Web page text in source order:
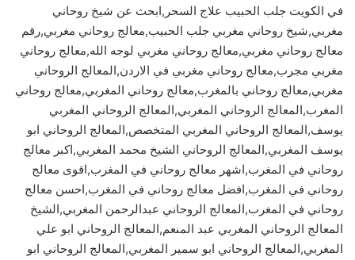
في الكويت جلب الحبيب علاج السحر,ابحث عن شيخ روحاني
مغربي,شيخ روحاني مغربي جلب الحبيب,معالج روحاني مغربي,رقم
معالج روحاني مغربي,معالج روحاني مغربي لوجه الله,معالج روحاني
مغربي مجرب,معالج روحاني مغربي في الاردن,المعالج الروحاني
مغربي,معالج روحاني بالمغرب,معالج روحاني المغربي,معالج روحاني
المغرب,المعالج الروحاني المغربي,المعالج الروحاني المغربي
يوسف,المعالج الروحاني المغربي المتخصص,المعالج الروحاني ابو
يوسف المغربي,المعالج الروحاني الشيخ محمد المغربي,اكبر معالج
روحاني في المغرب,اشهر معالج روحاني في المغرب,اقوى معالج
روحاني في المغرب,افضل معالج روحاني في المغرب,احسن معالج
روحاني في المغرب,المعالج الروحاني عبدالرحمن المغربي,الشيخ
المعالج الروحاني المغربي عبد المنعم,المعالج الروحاني ابو علي
المغربي,المعالج الروحاني ابو سمير المغربي,المعالج الروحاني ابو